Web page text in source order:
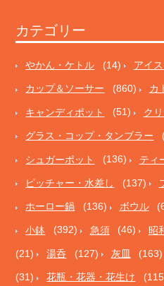
カテゴリー
やかん・ケトル (14) アイ
カップ＆ソーサー (860) カ
キャンディポット (51) ク
グラス・コップ・タンブラー
シュガーポット (136) ティ
ピッチャー・水差し (137)
ホーロー鍋 (136) ボウル
小鉢 (392) 急須 (46) 昭
(21) 湯呑 (127) 灰皿 (163)
(31) 花瓶・花器・花生け